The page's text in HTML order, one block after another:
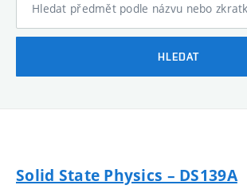
Hledat předmět podle názvu nebo
HLEDAT
Solid State Physics – DS139A